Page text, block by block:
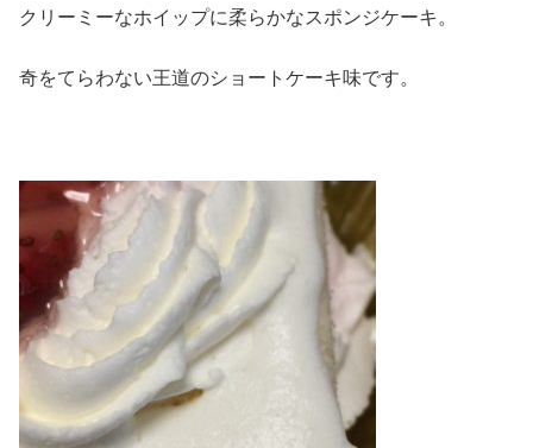
クリーミーなホイップに柔らかなスポンジケーキ。
奇をてらわない王道のショートケーキ味です。